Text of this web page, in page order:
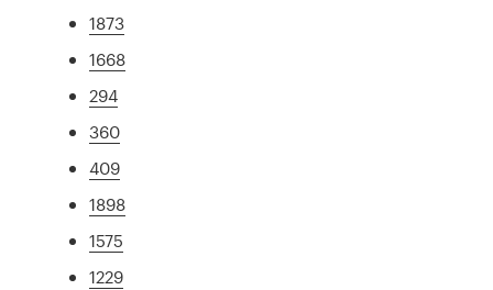
1873
1668
294
360
409
1898
1575
1229